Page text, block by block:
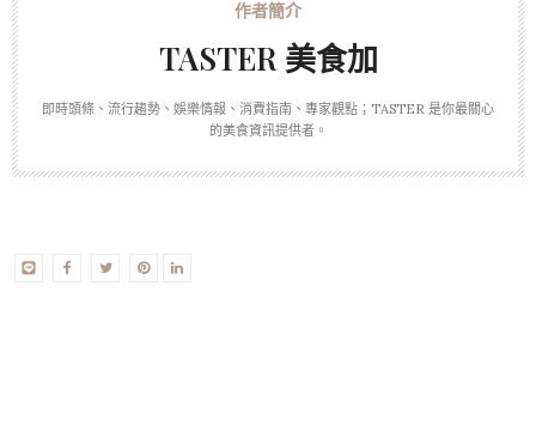
TASTER 美食加
即時頭條、流行趨勢、娛樂情報、消費指南、專家觀點；TASTER 是你最關心
的美食資訊提供者。